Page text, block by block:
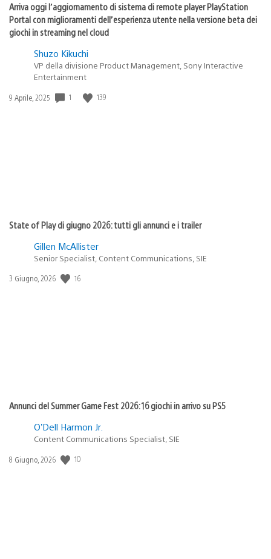
Arriva oggi l’aggiornamento di sistema di remote player PlayStation
Portal con miglioramenti dell’esperienza utente nella versione beta dei
giochi in streaming nel cloud
Shuzo Kikuchi
VP della divisione Product Management, Sony Interactive
Entertainment
Data
9 Aprile, 2025 1 139
State of Play di giugno 2026: tutti gli annunci e i trailer
Gillen McAllister
Senior Specialist, Content Communications, SIE
Data
3 Giugno, 2026 16
Annunci del Summer Game Fest 2026: 16 giochi in arrivo su PS5
O’Dell Harmon Jr.
Content Communications Specialist, SIE
Data
8 Giugno, 2026 10